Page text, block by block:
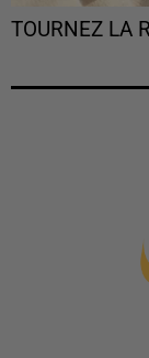
TOURNEZ LA